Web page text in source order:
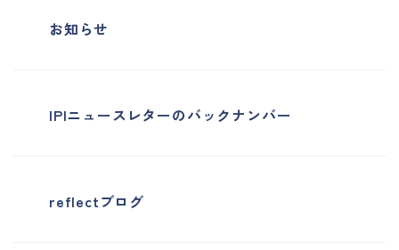
お知らせ
IPIニュースレターのバックナンバー
reflectブログ